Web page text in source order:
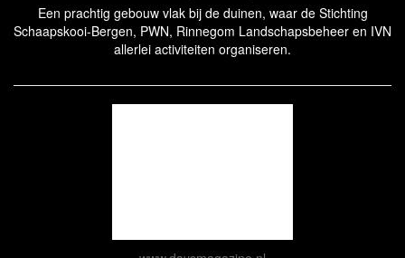
Een prachtig gebouw vlak bij de duinen, waar de Stichting
Schaapskooi-Bergen, PWN, Rinnegom Landschapsbeheer en IVN
allerlei activiteiten organiseren.